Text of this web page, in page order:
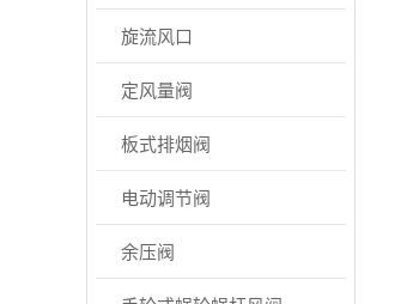
旋流风口
定风量阀
板式排烟阀
电动调节阀
余压阀